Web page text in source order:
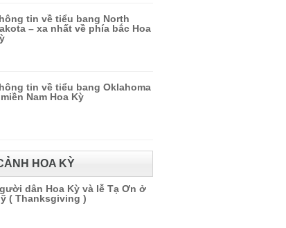
tin về tiểu bang North
– xa nhất về phía bắc Hoa
tin về tiểu bang Oklahoma
Nam Hoa Kỳ
HOA KỲ
dân Hoa Kỳ và lễ Tạ Ơn ở
( Thanksgiving )